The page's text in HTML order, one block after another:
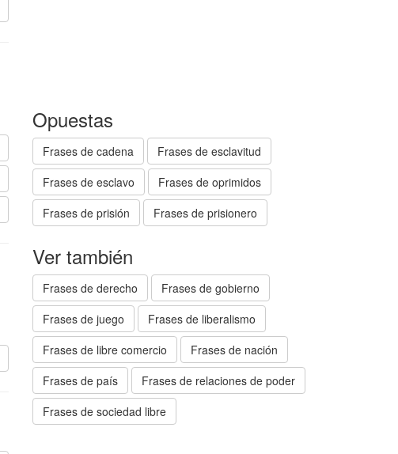
Opuestas
Frases de cadena
Frases de esclavitud
Frases de esclavo
Frases de oprimidos
Frases de prisión
Frases de prisionero
Ver también
Frases de derecho
Frases de gobierno
Frases de juego
Frases de liberalismo
Frases de libre comercio
Frases de nación
Frases de país
Frases de relaciones de poder
Frases de sociedad libre